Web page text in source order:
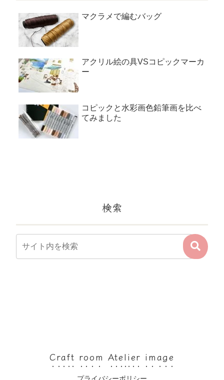
マクラメで編むバッグ
アクリル絵の具VSコピックマーカ
ー
コピックと水彩画色鉛筆画を比べ
てみました
検索
Craft room Atelier image